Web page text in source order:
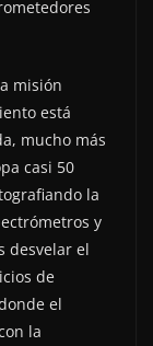
misión
está
mucho más
casi 50
la
y
desvelar el
de
el
la